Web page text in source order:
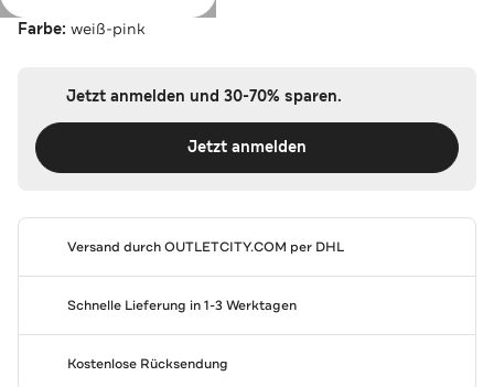
Farbe: weiß-pink
Jetzt anmelden und 30-70% sparen.
Jetzt anmelden
Versand durchOUTLETCITY.COM per DHL
Schnelle Lieferung in 1-3 Werktagen
Kostenlose Rücksendung